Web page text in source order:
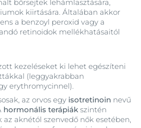
bőrsejtek lehámlasztására,
kiirtására. Általában akkor
a benzoyl peroxid vagy a
retinoidok mellékhatásaitól
kezeléseket ki lehet egészíteni
(leggyakrabban
erythromycinnel).
az orvos egy isotretinoin nevű
hormonális terápiák szintén
az aknétól szenvedő nők esetében,